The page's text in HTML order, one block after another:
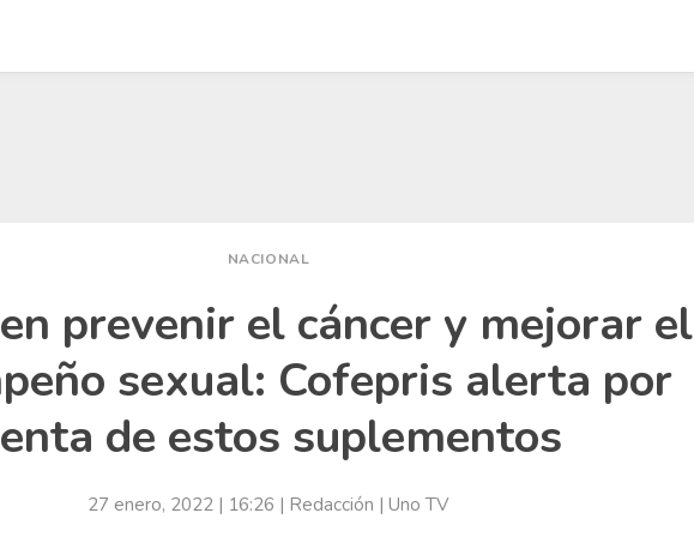
NACIONAL
prevenir el cáncer y mejorar el
sexual: Cofepris alerta por
de estos suplementos
27 enero, 2022 | 16:26 Redacción | Uno TV